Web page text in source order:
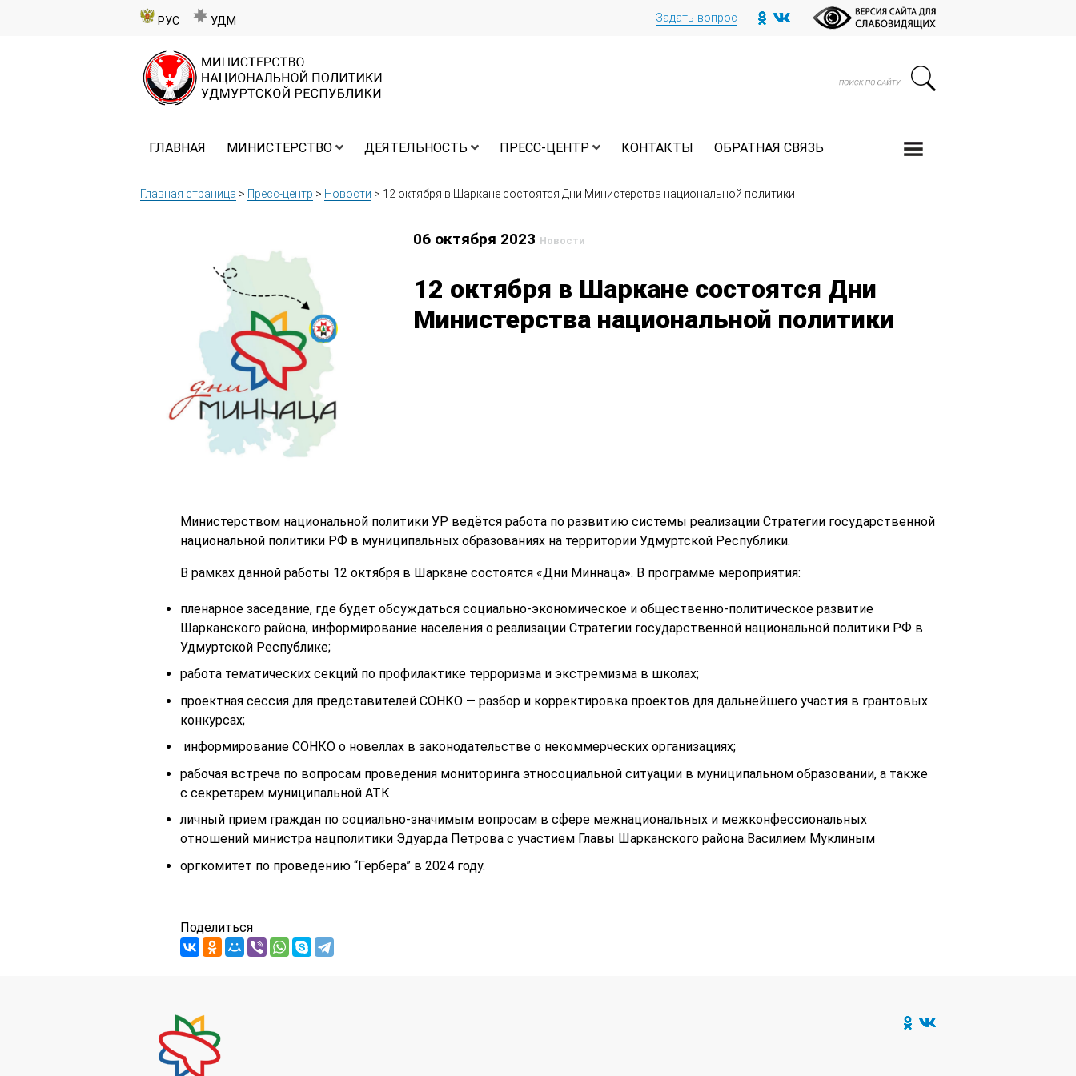
РУС УДМ Задать вопрос
ГЛАВНАЯ МИНИСТЕРСТВО ДЕЯТЕЛЬНОСТЬ ПРЕСС-ЦЕНТР КОНТАКТЫ ОБРАТНАЯ СВЯЗЬ
Главная страница > Пресс-центр > Новости > 12 октября в Шаркане состоятся Дни Министерства национальной политики
06 октября 2023 Новости
12 октября в Шаркане состоятся Дни
Министерства национальной политики
Министерством национальной политики УР ведётся работа по развитию системы реализации Стратегии государственной
национальной политики РФ в муниципальных образованиях на территории Удмуртской Республики.
В рамках данной работы 12 октября в Шаркане состоятся «Дни Миннаца». В программе мероприятия:
пленарное заседание, где будет обсуждаться социально-экономическое и общественно-политическое развитие
Шарканского района, информирование населения о реализации Стратегии государственной национальной политики РФ в
Удмуртской Республике;
работа тематических секций по профилактике терроризма и экстремизма в школах;
проектная сессия для представителей СОНКО — разбор и корректировка проектов для дальнейшего участия в грантовых
конкурсах;
информирование СОНКО о новеллах в законодательстве о некоммерческих организациях;
рабочая встреча по вопросам проведения мониторинга этносоциальной ситуации в муниципальном образовании, а также
с секретарем муниципальной АТК
личный прием граждан по социально-значимым вопросам в сфере межнациональных и межконфессиональных
отношений министра нацполитики Эдуарда Петрова с участием Главы Шарканского района Василием Муклиным
оргкомитет по проведению “Гербера” в 2024 году.
Поделиться